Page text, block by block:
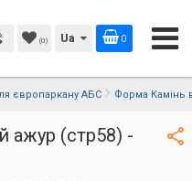
(0) Ua 0
європаркану АБС Форма Камінь
ажур (стр58) -